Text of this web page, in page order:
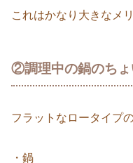
これはかなり大きなメ
②調理中の鍋のちょ
フラットなロータイプ
・鍋